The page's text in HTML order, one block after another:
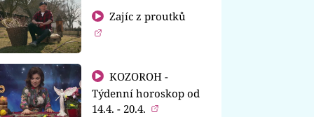
Zajíc z proutků
KOZOROH -
Týdenní horoskop od
14.4. - 20.4.